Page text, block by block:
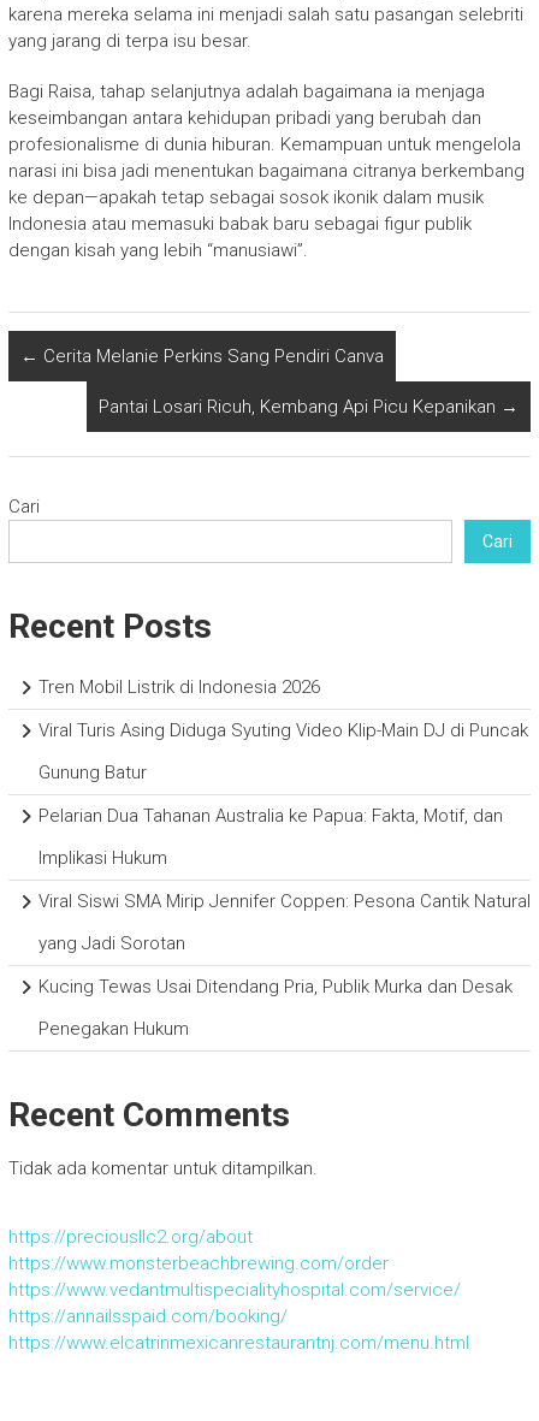
karena mereka selama ini menjadi salah satu pasangan selebriti
yang jarang di terpa isu besar.
Bagi Raisa, tahap selanjutnya adalah bagaimana ia menjaga
keseimbangan antara kehidupan pribadi yang berubah dan
profesionalisme di dunia hiburan. Kemampuan untuk mengelola
narasi ini bisa jadi menentukan bagaimana citranya berkembang
ke depan—apakah tetap sebagai sosok ikonik dalam musik
Indonesia atau memasuki babak baru sebagai figur publik
dengan kisah yang lebih “manusiawi”.
← Cerita Melanie Perkins Sang Pendiri Canva
Pantai Losari Ricuh, Kembang Api Picu Kepanikan →
Cari
Cari
Recent Posts
Tren Mobil Listrik di Indonesia 2026
Viral Turis Asing Diduga Syuting Video Klip-Main DJ di Puncak
Gunung Batur
Pelarian Dua Tahanan Australia ke Papua: Fakta, Motif, dan
Implikasi Hukum
Viral Siswi SMA Mirip Jennifer Coppen: Pesona Cantik Natural
yang Jadi Sorotan
Kucing Tewas Usai Ditendang Pria, Publik Murka dan Desak
Penegakan Hukum
Recent Comments
Tidak ada komentar untuk ditampilkan.
https://preciousllc2.org/about
https://www.monsterbeachbrewing.com/order
https://www.vedantmultispecialityhospital.com/service/
https://annailsspaid.com/booking/
https://www.elcatrinmexicanrestaurantnj.com/menu.html